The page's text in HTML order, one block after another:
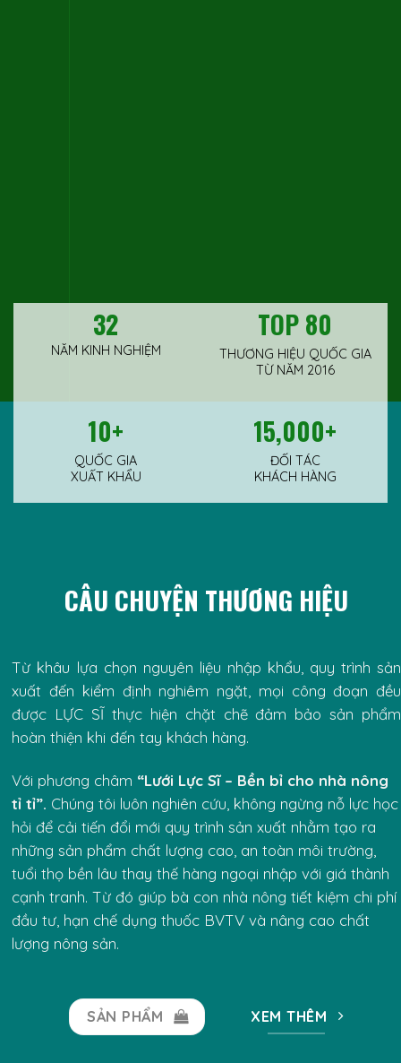
32
NĂM KINH NGHIỆM
TOP 80
THƯƠNG HIỆU QUỐC GIA
TỪ NĂM 2016
10+
QUỐC GIA
XUẤT KHẨU
15,000+
ĐỐI TÁC
KHÁCH HÀNG
CÂU CHUYỆN THƯƠNG HIỆU
Từ khâu lựa chọn nguyên liệu nhập khẩu, quy trình sản
xuất đến kiểm định nghiêm ngặt, mọi công đoạn đều
được LỰC SĨ thực hiện chặt chẽ đảm bảo sản phẩm
hoàn thiện khi đến tay khách hàng.
Với phương châm “Lưới Lực Sĩ – Bền bỉ cho nhà nông
tỉ tỉ”. Chúng tôi luôn nghiên cứu, không ngừng nỗ lực học
hỏi để cải tiến đổi mới quy trình sản xuất nhằm tạo ra
những sản phẩm chất lượng cao, an toàn môi trường,
tuổi thọ bền lâu thay thế hàng ngoại nhập với giá thành
cạnh tranh. Từ đó giúp bà con nhà nông tiết kiệm chi phí
đầu tư, hạn chế dụng thuốc BVTV và nâng cao chất
lượng nông sản.
SẢN PHẨM XEM THÊM